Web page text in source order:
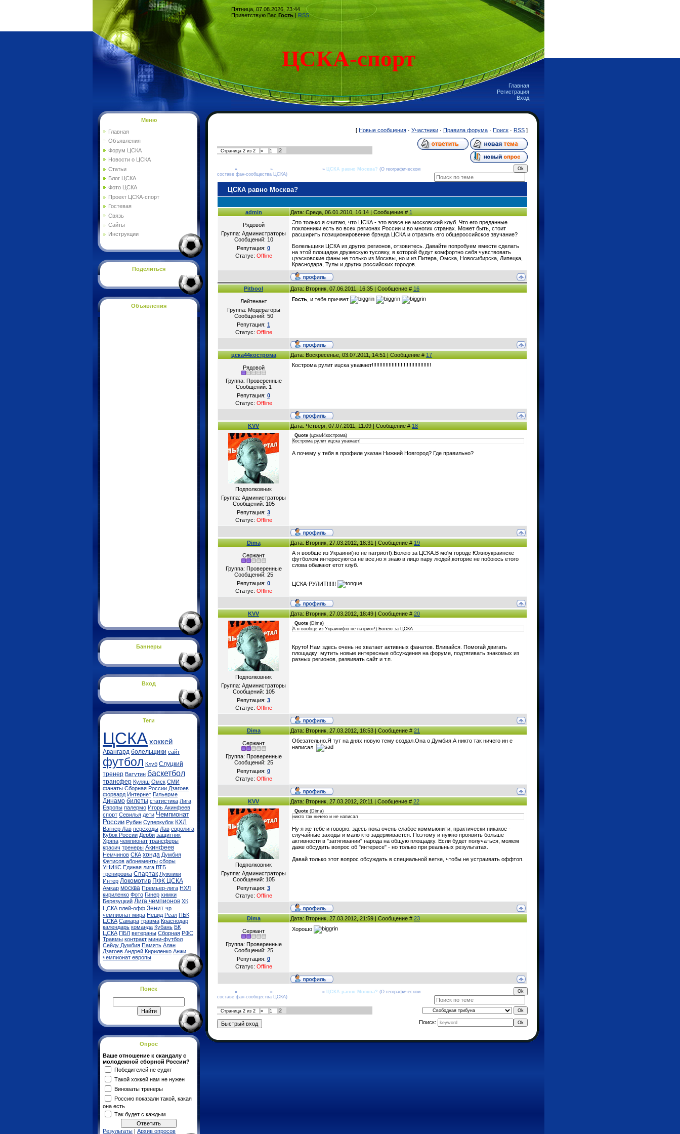
Пятница, 07.08.2026, 23:44
Приветствую Вас Гость | RSS
ЦСКА-спорт
Главная
Регистрация
Вход
Меню
Главная
Объявления
Форум ЦСКА
Новости о ЦСКА
Статьи
Блог ЦСКА
Фото ЦСКА
Проект ЦСКА-спорт
Гостевая
Связь
Сайты
Инструкции
Поделиться
Объявления
Баннеры
Вход
Теги
ЦСКАхоккей
Авангард болельщики сайт
футбол Клуб Слуцкий
тренер Ватутин баскетбол
трансфер Куляш Омск СМИ
фанаты Сборная России Дзагоев
форвард Интернет Гильерме
Динамо билеты статистика Лига
Европы палермо Игорь Акинфеев
спорт Севилья дети Чемпионат
России Рубин Суперкубок КХЛ
Вагнер Лав переходы Лав евролига
Кубок России Дерби защитник
Хряпа чемпионат трансферы
красич тренеры Акинфеев
Немчинов СКА хонда Думбия
Фетисов абонементы сборы
УНИКС Единая лига ВТБ
тренировка Спартак Лужники
Интер Локомотив ПФК ЦСКА
Амкар москва Премьер-лига НХЛ
кириленко Фото Гинер химки
Березуцкий Лига чемпионов ХК
ЦСКА плей-офф Зенит чр
чемпионат мира Нецид Реал ПБК
ЦСКА Самара травма Краснодар
календарь команда Кубань БК
ЦСКА ПБЛ ветераны Сборная РФС
Травмы контракт мини-футбол
Сейду Думбия Память Алан
Дзагоев Андрей Кириленко Анжи
чемпионат европы
Поиск
Опрос
Ваше отношение к скандалу с
молодежной сборной России?
Победителей не судят
Такой хоккей нам не нужен
Виноваты тренеры
Россию показали такой, какая
она есть
Так будет с каждым
Результаты | Архив опросов
[ Новые сообщения · Участники · Правила форума · Поиск · RSS ]
Страница 2 из 2 « 1 2
» » » ЦСКА равно Москва? (О географическом
составе фан-сообщества ЦСКА)
ЦСКА равно Москва?
admin Дата: Среда, 06.01.2010, 16:14 | Сообщение #1
Рядовой
Группа: Администраторы
Сообщений: 10
Репутация: 0
Статус: Offline
Это только я считаю, что ЦСКА - это вовсе не московский клуб. Что его преданные
поклонники есть во всех регионах России и во многих странах. Может быть, стоит
расширить позиционировение брэнда ЦСКА и отразить его общероссийское звучание?
Болельщики ЦСКА из других регионов, отзовитесь. Давайте попробуем вместе сделать
на этой площадке дружескую тусовку, в которой будут комфортно себя чувствовать
цээсковские фаны не только из Москвы, но и из Питера, Омска, Новосибирска, Липецка,
Краснодара, Тулы и других российских городов.
Pitbool Дата: Вторник, 07.06.2011, 16:35 | Сообщение #16
Лейтенант
Группа: Модераторы
Сообщений: 50
Репутация: 1
Статус: Offline
Гость , и тебе причвет
цска44кострома Дата: Воскресенье, 03.07.2011, 14:51 | Сообщение #17
Рядовой
Группа: Проверенные
Сообщений: 1
Репутация: 0
Статус: Offline
Кострома рулит ицска уважает!!!!!!!!!!!!!!!!!!!!!!!!!!!!!!!!!!!!!!!
KVV Дата: Четверг, 07.07.2011, 11:09 | Сообщение #18
Подполковник
Группа: Администраторы
Сообщений: 105
Репутация: 3
Статус: Offline
Quote (цска44кострома)
Кострома рулит ицска уважает!
А почему у тебя в профиле указан Нижний Новгород? Где правильно?
Dima Дата: Вторник, 27.03.2012, 18:31 | Сообщение #19
Сержант
Группа: Проверенные
Сообщений: 25
Репутация: 0
Статус: Offline
А я вообще из Украини(но не патриот!).Болею за ЦСКА.В мо'м городе Южноукраинске
футболом интересуютса не все,но я знаю в лицо пару людей,которие не побоюсь етого
слова обажают етот клуб.
ЦСКА-РУЛИТ!!!!!!
KVV Дата: Вторник, 27.03.2012, 18:49 | Сообщение #20
Подполковник
Группа: Администраторы
Сообщений: 105
Репутация: 3
Статус: Offline
Quote (Dima)
А я вообще из Украини(но не патриот!).Болею за ЦСКА
Круто! Нам здесь очень не хватает активных фанатов. Вливайся. Помогай двигать
площадку: мутить новые интересные обсуждения на форуме, подтягивать знакомых из
разных регионов, развивать сайт и т.п.
Dima Дата: Вторник, 27.03.2012, 18:53 | Сообщение #21
Сержант
Группа: Проверенные
Сообщений: 25
Репутация: 0
Статус: Offline
Обезательно.Я тут на днях новую тему создал.Она о Думбия.А никто так ничего ин е
написал.
KVV Дата: Вторник, 27.03.2012, 20:11 | Сообщение #22
Подполковник
Группа: Администраторы
Сообщений: 105
Репутация: 3
Статус: Offline
Quote (Dima)
никто так ничего и не написал
Ну я же тебе и говорю: здесь пока очень слабое коммьюнити, практически никакое -
случайные заходы и мало кто задерживается. Поэтому и нужно проявить больше
активности в "затягивании" народа на общую площадку. Если будет получаться, можем
даже обсудить вопрос об "интересе" - но только при реальных результатах.
Давай только этот вопрос обсуждать в специальной ветке, чтобы не устраивать оффтоп.
Dima Дата: Вторник, 27.03.2012, 21:59 | Сообщение #23
Сержант
Группа: Проверенные
Сообщений: 25
Репутация: 0
Статус: Offline
Хорошо
» » » ЦСКА равно Москва? (О географическом
составе фан-сообщества ЦСКА)
Страница 2 из 2 « 1
2
Поиск: